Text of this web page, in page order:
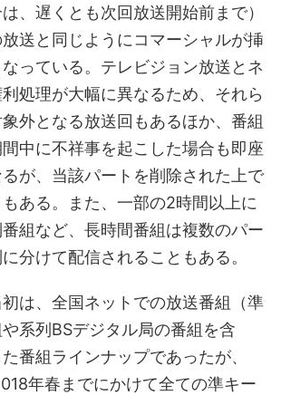
、遅くとも次回放送開始前まで）
送と同じようにコマーシャルが挿
っている。テレビジョン放送とネ
処理が大幅に異なるため、それら
外となる放送回もあるほか、番組
中に不祥事を起こした場合も即座
が、当該パートを削除された上で
ある。また、一部の2時間以上に
組など、長時間番組は複数のパー
分けて配信されることもある。
は、全国ネットでの放送番組（準
系列BSデジタル局の番組を含
番組ラインナップであったが、
年春までにかけて全ての準キー